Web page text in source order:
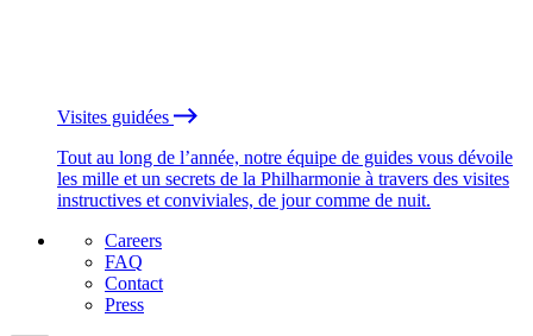
Visites guidées
Tout au long de l’année, notre équipe de guides vous dévoile
les mille et un secrets de la Philharmonie à travers des visites
instructives et conviviales, de jour comme de nuit.
Careers
FAQ
Contact
Press